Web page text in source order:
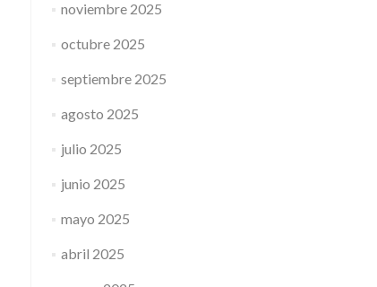
noviembre 2025
octubre 2025
septiembre 2025
agosto 2025
julio 2025
junio 2025
mayo 2025
abril 2025